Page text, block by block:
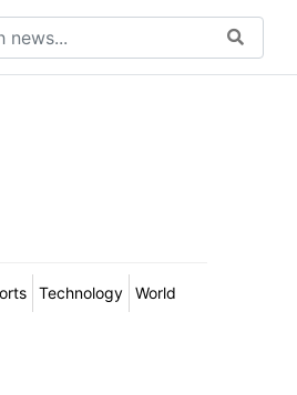
Technology World